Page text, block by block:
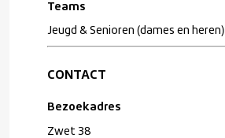
Teams
Jeugd & Senioren (dames en heren)
CONTACT
Bezoekadres
Zwet 38